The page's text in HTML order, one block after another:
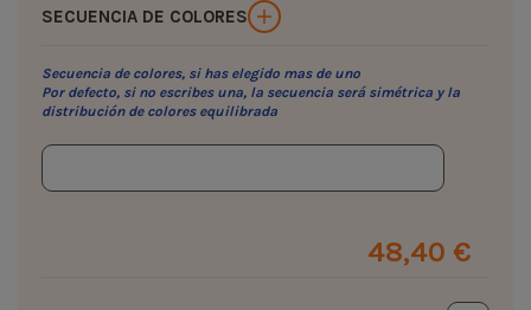
SECUENCIA DE COLORES
Secuencia de colores, si has elegido mas de uno
Por defecto, si no escribes una, la secuencia será simétrica y la
distribución de colores equilibrada
48,40 €